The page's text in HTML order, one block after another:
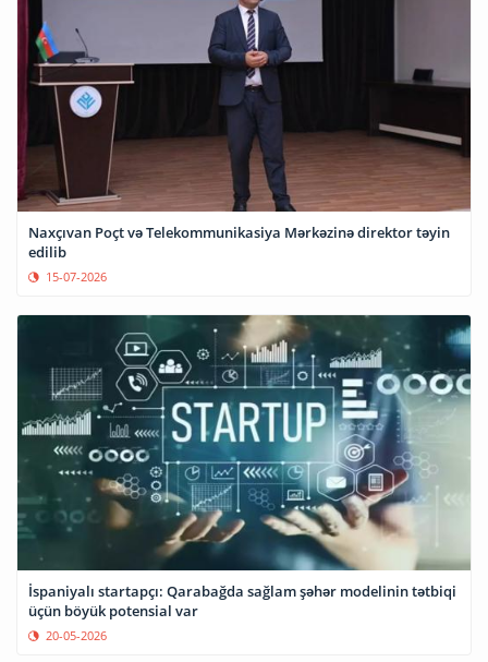
Naxçıvan Poçt və Telekommunikasiya Mərkəzinə direktor təyin
edilib
15-07-2026
İspaniyalı startapçı: Qarabağda sağlam şəhər modelinin tətbiqi
üçün böyük potensial var
20-05-2026